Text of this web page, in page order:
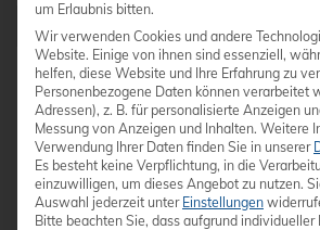
um Erlaubnis bitten.
Wir verwenden Cookies und andere
Website. Einige von ihnen sind essenziell,
helfen, diese Website und Ihre Erfahrung zu
Personenbezogene Daten können verarbeitet
Adressen), z. B. für personalisierte Anzeigen
Messung von Anzeigen und Inhalten. Weitere
Verwendung Ihrer Daten finden Sie in unserer
Es besteht keine Verpflichtung, in die
einzuwilligen, um dieses Angebot zu nutzen.
Auswahl jederzeit unter Einstellungen
Bitte beachten Sie, dass aufgrund individueller